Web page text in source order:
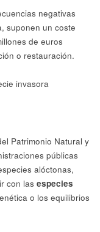
negativas
suponen un coste
de euros
o restauración.
Patrimonio Natural y
públicas
alóctonas,
con lasespecies
o los equilibrios